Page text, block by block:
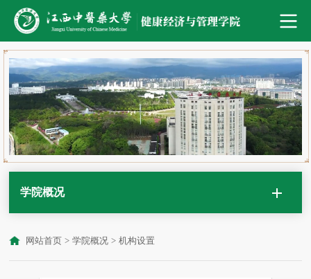
学院概况
网站首页 > 学院概况 > 机构设置